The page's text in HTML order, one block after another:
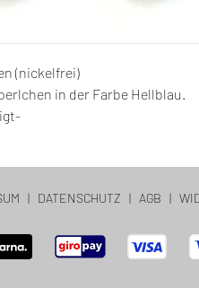
(nickelfrei)
in der Farbe Hellblau.
| DATENSCHUTZ | AGB |